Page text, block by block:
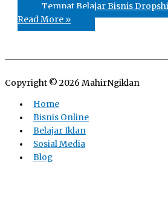
Tempat Belajar Bisnis
Read More »
Copyright © 2026 MahirNgiklan
Home
Bisnis Online
Belajar Iklan
Sosial Media
Blog